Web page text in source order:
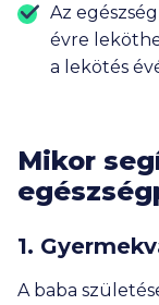
Az
évre
a lekötés
Mikor
1.
A baba